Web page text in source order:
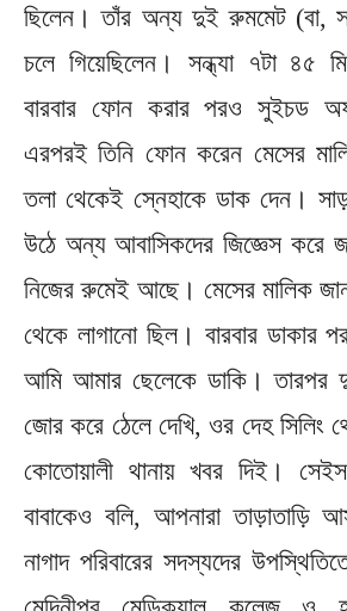
ছিলেন। তাঁর অন্য দুই রুমমেট (বা,
চলে গিয়েছিলেন। সন্ধ্যা ৭টা ৪৫
বারবার ফোন করার পরও সুইচড
এরপরই তিনি ফোন করেন মেসের
তলা থেকেই স্নেহাকে ডাক দেন।
উঠে অন্য আবাসিকদের জিজ্ঞেস করে
নিজের রুমেই আছে। মেসের মালিক
থেকে লাগানো ছিল। বারবার ডাকার
আমি আমার ছেলেকে ডাকি। তারপর
জোর করে ঠেলে দেখি, ওর দেহ
কোতোয়ালী থানায় খবর দিই।
বাবাকেও বলি, আপনারা তাড়াতাড়ি
নাগাদ পরিবারের সদস্যদের